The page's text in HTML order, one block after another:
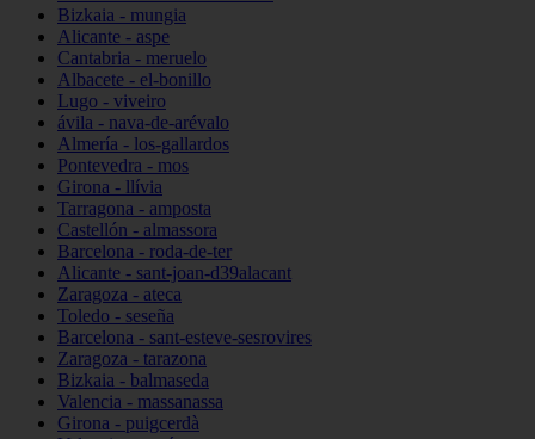
Bizkaia - mungia
Alicante - aspe
Cantabria - meruelo
Albacete - el-bonillo
Lugo - viveiro
ávila - nava-de-arévalo
Almería - los-gallardos
Pontevedra - mos
Girona - llívia
Tarragona - amposta
Castellón - almassora
Barcelona - roda-de-ter
Alicante - sant-joan-d39alacant
Zaragoza - ateca
Toledo - seseña
Barcelona - sant-esteve-sesrovires
Zaragoza - tarazona
Bizkaia - balmaseda
Valencia - massanassa
Girona - puigcerdà